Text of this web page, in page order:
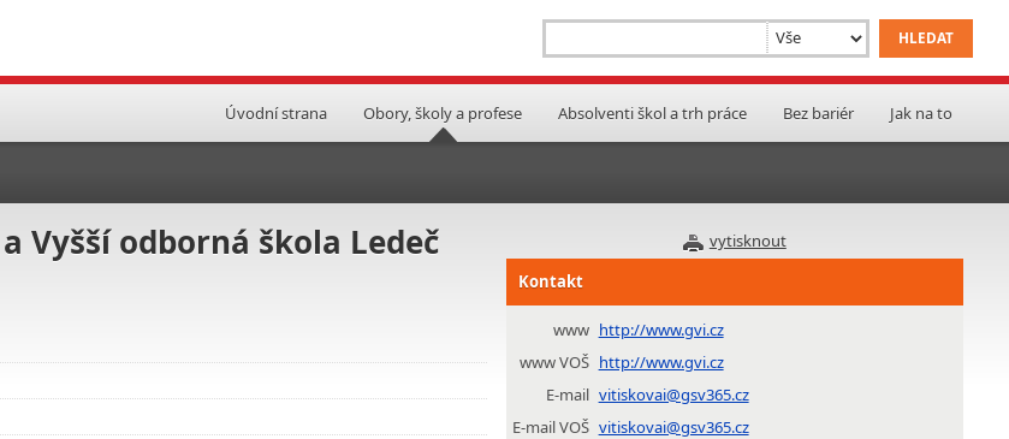
Úvodní strana Obory, školy a profese Absolventi škol a trh práce Bez bariér Jak na to
vytisknout
Vyšší odborná škola Ledeč
Kontakt
www http://www.gvi.cz
www VOŠ http://www.gvi.cz
E-mail vitiskovai@gsv365.cz
E-mail VOŠ vitiskovai@gsv365.cz